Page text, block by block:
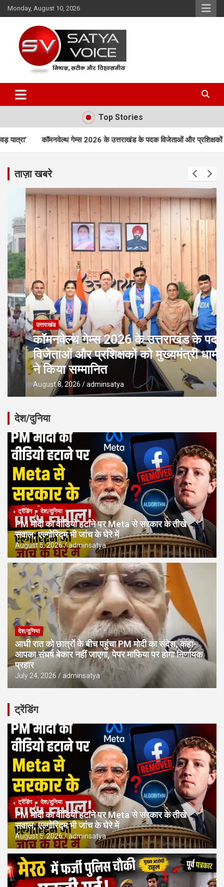
Skip
to
Monday, August 10, 2026
Satya Voice
Top Stories
2026 के उत्तराखंड के पदक विजेताओं और प्रशिक्षकों को मुख्यमंत्री धामी ने किया
ताज़ा खबरे
उत्तराखंड
कॉमनवेल्थ गेम्स 2026 के उत्तराखंड के पदक
विजेताओं और प्रशिक्षकों को मुख्यमंत्री धामी
ने किया सम्मानित
August 8, 2026 adminsatya
देश/दुनिया
ट्रेंडिंग देश/दुनिया
PM मोदी का वीडियो हटाने पर Meta से सरकार के तीखे
सवाल, एल्गोरिद्म भी जांच के घेरे में
August 5, 2026 adminsatya
देश/दुनिया
आधी रात को छात्रों के बीच पहुंचा PM मोदी का संदेश, कहा-
आपका संघर्ष बेकार नहीं जाएगा, पेपर माफिया पर होगा निर्णायक
प्रहार
July 24, 2026 adminsatya
ट्रेंडिंग
ट्रेंडिंग देश/दुनिया
PM मोदी का वीडियो हटाने पर Meta से सरकार के तीखे
सवाल, एल्गोरिद्म भी जांच के घेरे में
August 5, 2026 adminsatya